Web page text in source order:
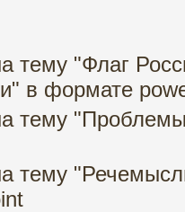
тему "Флаг
в формате
тему
тему